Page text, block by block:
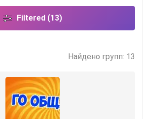
Filtered (13)
Найдено групп: 13